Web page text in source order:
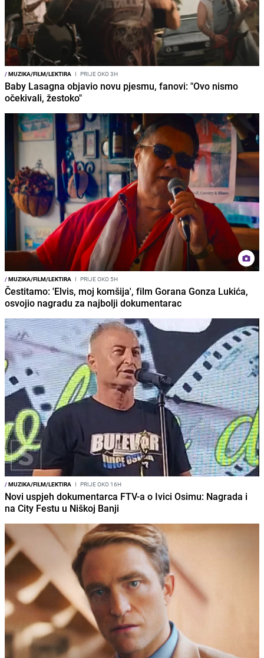
/MUZIKA/FILM/LEKTIRA I PRIJE OKO 3H
Baby Lasagna objavio novu pjesmu, fanovi: "Ovo nismo
očekivali, žestoko"
/MUZIKA/FILM/LEKTIRA I PRIJE OKO 5H
Čestitamo: 'Elvis, moj komšija', film Gorana Gonza Lukića,
osvojio nagradu za najbolji dokumentarac
/MUZIKA/FILM/LEKTIRA I PRIJE OKO 16H
Novi uspjeh dokumentarca FTV-a o Ivici Osimu: Nagrada i
na City Festu u Niškoj Banji